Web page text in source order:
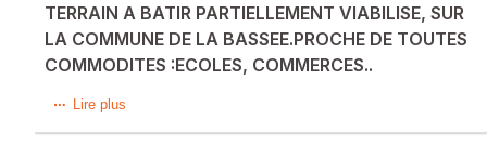
TERRAIN A BATIR PARTIELLEMENT VIABILISE, SUR
LA COMMUNE DE LA BASSEE.PROCHE DE TOUTES
COMMODITES :ECOLES, COMMERCES..
Situé à La Bassée (59480), ce terrain de 499 m² offre un
Lire plus